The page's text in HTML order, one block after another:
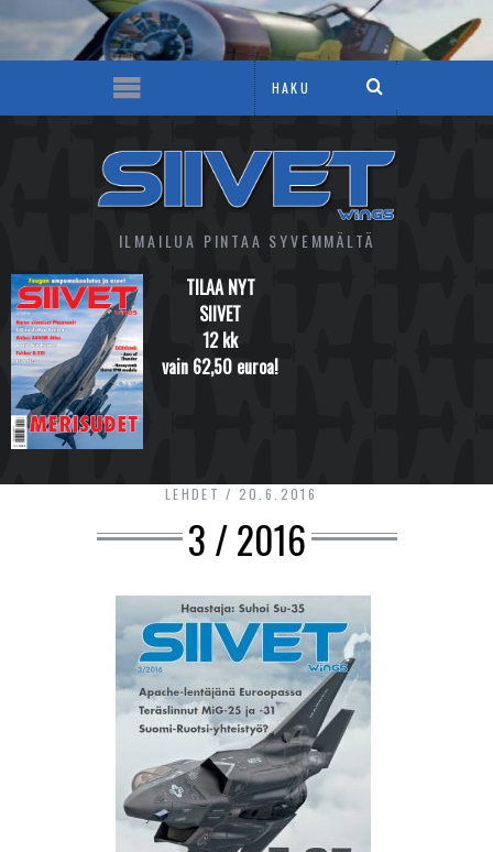
ILMAILUA PINTAA SYVEMMÄLTÄ
TILAA NYT
SIIVET
12 kk
vain 62,50 euroa!
LEHDET 20.6.2016
3 / 2016